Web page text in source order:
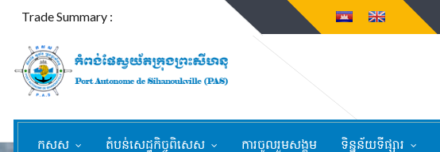
Trade Summary :
កសស តំបន់សេដ្ឋកិច្ចពិសេស ការចូលរួមសង្គម ទិន្នន័យទីផ្សារ